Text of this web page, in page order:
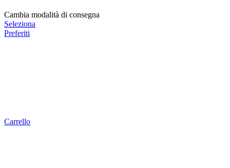
Cambia modalità di consegna
Seleziona
Preferiti
Carrello